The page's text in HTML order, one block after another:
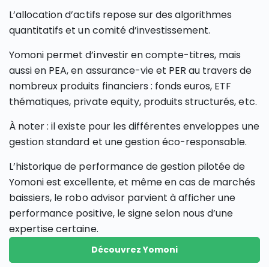
L’allocation d’actifs repose sur des algorithmes
quantitatifs et un comité d’investissement.
Yomoni permet d’investir en compte-titres, mais
aussi en PEA, en assurance-vie et PER au travers de
nombreux produits financiers : fonds euros, ETF
thématiques, private equity, produits structurés, etc.
À noter : il existe pour les différentes enveloppes une
gestion standard et une gestion éco-responsable.
L’historique de performance de gestion pilotée de
Yomoni est excellente, et même en cas de marchés
baissiers, le robo advisor parvient à afficher une
performance positive, le signe selon nous d’une
expertise certaine.
Découvrez Yomoni